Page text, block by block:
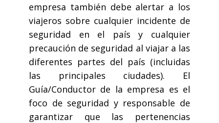
empresa también debe alertar a los
viajeros sobre cualquier incidente de
seguridad en el país y cualquier
precaución de seguridad al viajar a las
diferentes partes del país (incluidas
las principales ciudades). El
Guía/Conductor de la empresa es el
foco de seguridad y responsable de
garantizar que las pertenencias